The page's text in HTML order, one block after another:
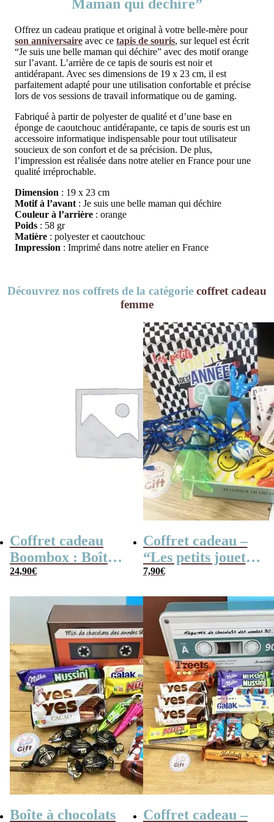
Maman qui déchire”
Offrez un cadeau pratique et original à votre belle-mère pour
son anniversaire avec ce tapis de souris, sur lequel est écrit
“Je suis une belle maman qui déchire” avec des motif orange
sur l’avant. L’arrière de ce tapis de souris est noir et
antidérapant. Avec ses dimensions de 19 x 23 cm, il est
parfaitement adapté pour une utilisation confortable et précise
lors de vos sessions de travail informatique ou de gaming.
Fabriqué à partir de polyester de qualité et d’une base en
éponge de caoutchouc antidérapante, ce tapis de souris est un
accessoire informatique indispensable pour tout utilisateur
soucieux de son confort et de sa précision. De plus,
l’impression est réalisée dans notre atelier en France pour une
qualité irréprochable.
Dimension : 19 x 23 cm
Motif à l’avant : Je suis une belle maman qui déchire
Couleur à l’arrière : orange
Poids : 58 gr
Matière : polyester et caoutchouc
Impression : Imprimé dans notre atelier en France
Découvrez nos coffrets de la catégorie coffret cadeau
femme
Coffret cadeau
Boombox : Boîte
bonbons des
Coffret bonbon
24,90€
Coffret cadeau –
“Les petits jouets
des années 80”
7,90€
Boîte à chocolats
Coffret cadeau –